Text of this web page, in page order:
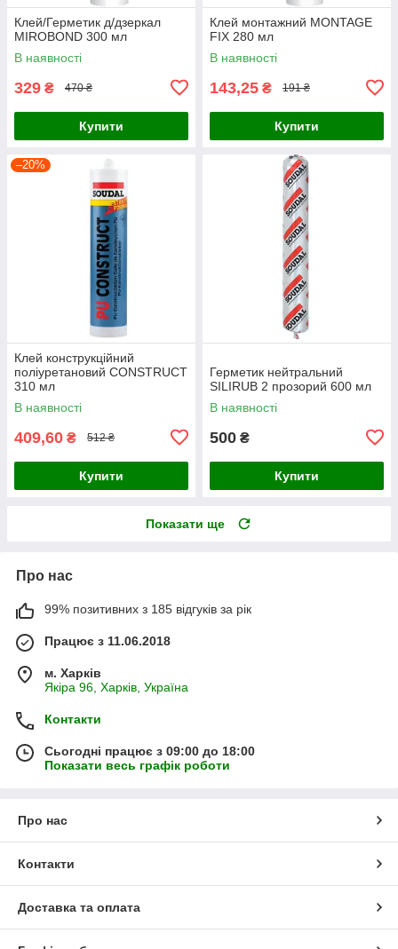
Клей/Герметик д/дзеркал
MIROBOND 300 мл
В наявності
329 ₴ 470 ₴
Купити
Клей монтажний MONTAGE
FIX 280 мл
В наявності
143,25 ₴ 191 ₴
Купити
–20%
Клей конструкційний
поліуретановий CONSTRUCT
310 мл
В наявності
409,60 ₴ 512 ₴
Купити
Герметик нейтральний
SILIRUB 2 прозорий 600 мл
В наявності
500 ₴
Купити
Показати ще
Про нас
99% позитивних з 185 відгуків за рік
Працює з 11.06.2018
м. Харків
Якіра 96, Харків, Україна
Контакти
Сьогодні працює з 09:00 до 18:00
Показати весь графік роботи
Про нас
Контакти
Доставка та оплата